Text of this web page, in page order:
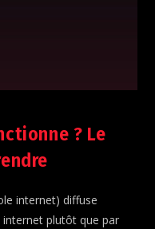
? Le
internet) diffuse
plutôt que par